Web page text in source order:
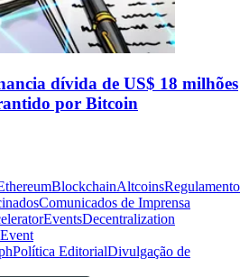
dívida de US$ 18 milhões
por Bitcoin
BlockchainAltcoinsRegulamento
Comunicados de Imprensa
EventsDecentralization
Política EditorialDivulgação de